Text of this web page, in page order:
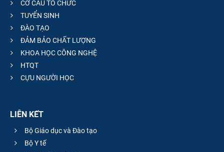
CƠ CẤU TỔ CHỨC
TUYỂN SINH
ĐÀO TẠO
ĐẢM BẢO CHẤT LƯỢNG
KHOA HỌC CÔNG NGHỆ
HTQT
CỰU NGƯỜI HỌC
LIÊN KẾT
Bộ Giáo dục và Đào tạo
Bộ Y tế